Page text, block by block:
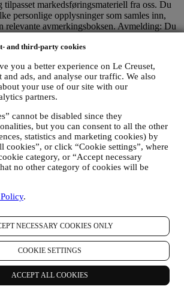
and third-party cookies
you a better experience on Le Creuset,
and ads, and analyse our traffic. We also
your use of our site with our
partners.
cannot be disabled since they
but you can consent to all the other
statistics and marketing cookies) by
cookies”, or click “Cookie settings”, where
category, or “Accept necessary
no other category of cookies will be
.
NECESSARY COOKIES ONLY
COOKIE SETTINGS
ACCEPT ALL COOKIES
tilpasset markedsføringsmateriell fra oss. Du
personlige opplysninger som samles inn,
relevante avmerkingsboksen. Avmelding: Du
nederst i et nyhetsbrev.
. Vi vil behandle avmeldingen din
men under visse omstendigheter vil du
meldinger før avmeldingen er
Merk deg at vi ikke selger eller gir dine
og andre personopplysninger videre til
for deres markedsføringsformål .
/ SKREDDERSYING AV TILBUD OG
AV KUNDEOPPLEVELSEN
opplysningene dine til å skreddersy
våre til dine behov og preferanser for å
tilpasset kundeopplevelse hos Le Creuset.
finne ut hvilke produkter du har sett mest på,
du besøker og hvilket innhold blant tilbudene
gjør dette hovedsakelig gjennom
og tilsvarende teknologi. Vi vil bruke
til å administrere vår annonsering på
gi tilgang til spesifikt innhold, skreddersy
tilbudene du ser på nettstedet eller, hvis du
å abonnere på nyhetsbrevet vårt, å sende deg